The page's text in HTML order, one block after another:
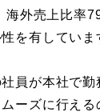
海外売上比率
を有していま
員が本社で勤
ーズに行える